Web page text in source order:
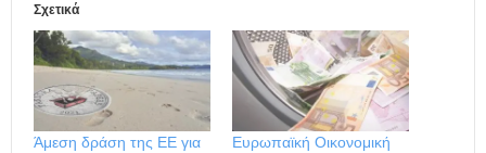
Σχετικά
Άμεση δράση της ΕΕ για
Ευρωπαϊκή Οικονομική